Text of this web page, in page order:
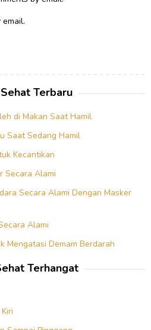
Terbaru
di Makan Saat Hamil
Saat Sedang Hamil
Kecantikan
Secara Alami
Secara Alami Dengan Masker
Alami
Mengatasi Demam Berdarah
Terhangat